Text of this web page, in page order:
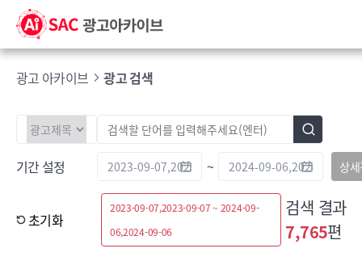
광고 아카이브 광고 검색
기간 설정 ~ 상
초기화
2023-09-07,2023-09-07 ~ 2024-09-
06,2024-09-06
검색 결과
7,765편